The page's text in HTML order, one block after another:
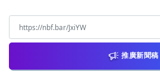
推廣新聞稿